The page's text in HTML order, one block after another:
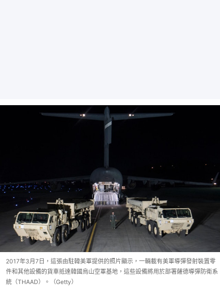
2017年3月7日，這張由駐韓美軍提供的照片顯示，一輛載有美軍導彈發射裝置零
件和其他設備的貨車抵達韓國烏山空軍基地，這些設備將用於部署薩德導彈防衛系
統（THAAD）。（Getty）